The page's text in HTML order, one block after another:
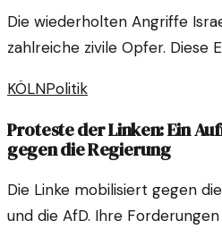
Die wiederholten Angriffe
zahlreiche zivile Opfer. Diese
politischen Implikationen auf.
KÖLNPolitik
Proteste der Linken: Ein
gegen die Regierung
Die Linke mobilisiert gegen
und die AfD. Ihre